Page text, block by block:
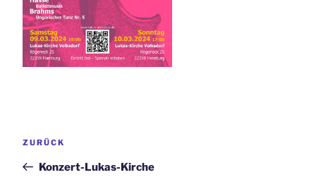
Vorheriger
ZURÜCK
Konzert-Lukas-Kirche